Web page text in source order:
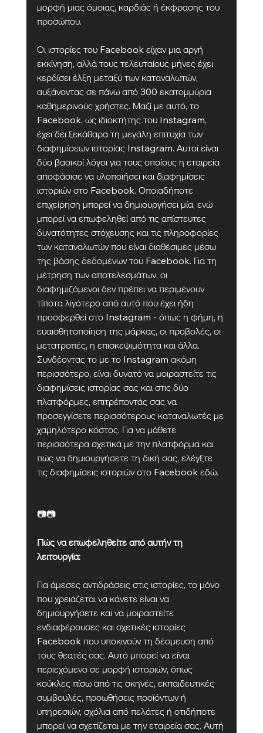
μορφή μιας όμοιας, καρδιάς ή έκφρασης του
προσώπου.
Οι ιστορίες του Facebook είχαν μια αργή
εκκίνηση, αλλά τους τελευταίους μήνες έχει
κερδίσει έλξη μεταξύ των καταναλωτών,
αυξάνοντας σε πάνω από 300 εκατομμύρια
καθημερινούς χρήστες. Μαζί με αυτό, το
Facebook, ως ιδιοκτήτης του Instagram,
έχει δει ξεκάθαρα τη μεγάλη επιτυχία των
διαφημίσεων ιστορίας Instagram. Αυτοί είναι
δύο βασικοί λόγοι για τους οποίους η εταιρεία
αποφάσισε να υλοποιήσει και διαφημίσεις
ιστοριών στο Facebook. Οποιαδήποτε
επιχείρηση μπορεί να δημιουργήσει μία, ενώ
μπορεί να επωφεληθεί από τις απίστευτες
δυνατότητες στόχευσης και τις πληροφορίες
των καταναλωτών που είναι διαθέσιμες μέσω
της βάσης δεδομένων του Facebook. Για τη
μέτρηση των αποτελεσμάτων, οι
διαφημιζόμενοι δεν πρέπει να περιμένουν
τίποτα λιγότερο από αυτό που έχει ήδη
προσφερθεί στο Instagram - όπως η φήμη, η
ευαισθητοποίηση της μάρκας, οι προβολές, οι
μετατροπές, η επισκεψιμότητα και άλλα.
Συνδέοντας το με το Instagram ακόμη
περισσότερο, είναι δυνατό να μοιραστείτε τις
διαφημίσεις ιστορίας σας και στις δύο
πλατφόρμες, επιτρέποντάς σας να
προσεγγίσετε περισσότερους καταναλωτές με
χαμηλότερο κόστος. Για να μάθετε
περισσότερα σχετικά με την πλατφόρμα και
πώς να δημιουργήσετε τη δική σας, ελέγξτε
τις διαφημίσεις ιστοριών στο Facebook εδώ.
📷📷
Πώς να επωφεληθείτε από αυτήν τη
λειτουργία:
Για άμεσες αντιδράσεις στις ιστορίες, το μόνο
που χρειάζεται να κάνετε είναι να
δημιουργήσετε και να μοιραστείτε
ενδιαφέρουσες και σχετικές ιστορίες
Facebook που υποκινούν τη δέσμευση από
τους θεατές σας. Αυτό μπορεί να είναι
περιεχόμενο σε μορφή ιστοριών, όπως
κούκλες πίσω από τις σκηνές, εκπαιδευτικές
συμβουλές, προωθήσεις προϊόντων ή
υπηρεσιών, σχόλια από πελάτες ή οτιδήποτε
μπορεί να σχετίζεται με την εταιρεία σας. Αυτή